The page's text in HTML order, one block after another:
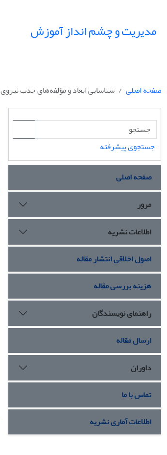
مدیریت و چشم انداز آموزش
صفحه اصلی شناسایی ابعاد و مؤلفه‌های جذب
جستجوی پیشرفته
صفحه اصلی
مرور
اطلاعات نشریه
اصول اخلاقی انتشار مقاله
هزینه بررسی مقاله
راهنمای نویسندگان
ارسال مقاله
داوران
تماس با ما
اطلاعات آماری نشریه